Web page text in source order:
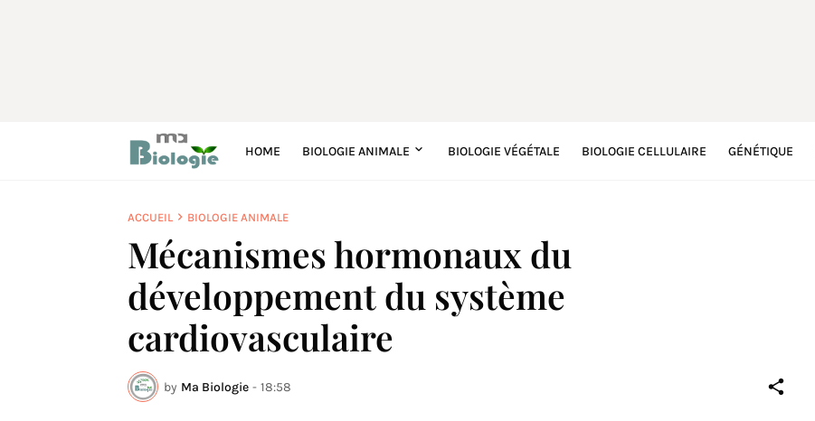
HOME BIOLOGIE ANIMALE BIOLOGIE VÉGÉTALE BIOLOGIE CELLULAIRE GÉNÉTIQUE
ACCUEIL BIOLOGIE ANIMALE
Mécanismes hormonaux du
développement du système
cardiovasculaire
by Ma Biologie - 18:58